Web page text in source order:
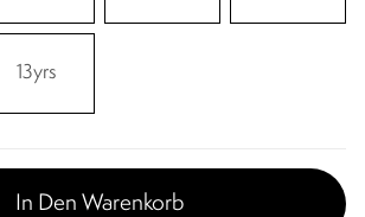
13yrs
In Den Warenkorb